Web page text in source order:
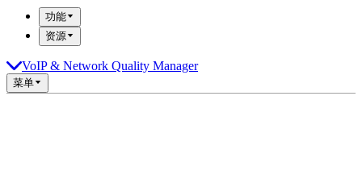
功能
资源
VoIP & Network Quality Manager
菜单